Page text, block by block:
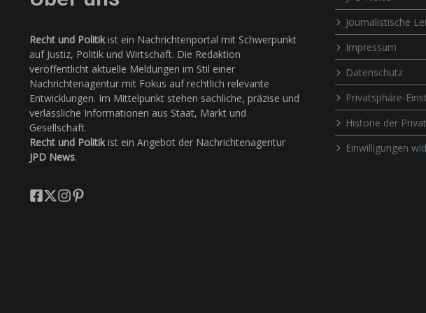
Recht und Politikist ein Nachrichtenportal mit Schwerpunkt
auf Justiz, Politik und Wirtschaft. Die Redaktion
veröffentlicht aktuelle Meldungen im Stil einer
Nachrichtenagentur mit Fokus auf rechtlich relevante
Entwicklungen. Im Mittelpunkt stehen sachliche, präzise und
verlässliche Informationen aus Staat, Markt und
Gesellschaft.
Recht und Politikist ein Angebot der Nachrichtenagentur
JPD News.
Journalistische
Impressum
Datenschutz
Privatsphäre-
Historie der
Einwilligungen